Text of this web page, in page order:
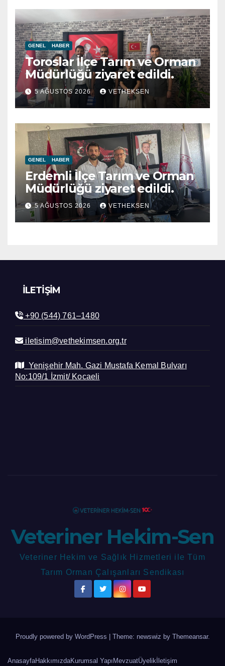
GENEL HABER
Toroslar İlçe Tarım ve Orman
Müdürlüğü ziyaret edildi.
5 AĞUSTOS 2026 VETHEKSEN
GENEL HABER
Erdemli İlçe Tarım ve Orman
Müdürlüğü ziyaret edildi.
5 AĞUSTOS 2026 VETHEKSEN
İLETIŞIM
+90 (544) 761–1480
iletisim@vethekimsen.org.tr
Yenişehir Mah. Gazi Mustafa Kemal Bulvarı
No:109/1 İzmit/ Kocaeli
Veteriner Hekim-Sen
Veteriner Hekim ve Sağlık Hizmetleri ile Tüm
Tarım Orman Çalışanları Sendikası
Proudly powered by WordPress | Theme: newswiz by Themeansar.
AnasayfaHakkımızdaKurumsal Yapı MevzuatÜyelik İletişim